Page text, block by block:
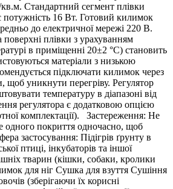
Стандартний сегмент плівки
потужність 16 Вт. Готовий килимок
до електричної мережі 220 В.
плівки з урахуванням
в приміщенні 20±2 °C) становить
матеріали з низькою
підключати килимок через
щоб уникнути перегріву. Регулятор
температуру в діапазоні від
регулятора є додатковою опцією
комплектації). Застереження: Не
одного покриття одночасно, щоб
застосування: Підігрів ґрунту в
птиці, інкубаторів та іншої
тварин (кішки, собаки, кролики
для ніг Сушка для взуття Сушіння
(зберігаючи їх корисні